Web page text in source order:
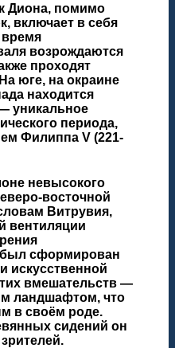
Диона, помимо
включает в себя
время
возрождаются
проходят
юге, на окраине
находится
уникальное
периода,
Филиппа V (221-
невысокого
восточной
Витрувия,
вентиляции
был сформирован
искусственной
вмешательств —
ландшафтом, что
в своём роде.
сидений он